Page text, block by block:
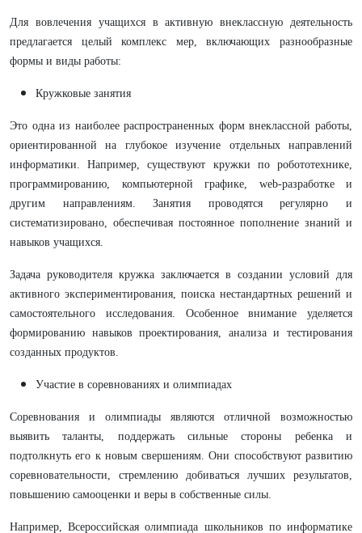
Для вовлечения учащихся в активную внеклассную деятельность
предлагается целый комплекс мер, включающих разнообразные
формы и виды работы:
Кружковые занятия
Это одна из наиболее распространенных форм внеклассной работы,
ориентированной на глубокое изучение отдельных направлений
информатики. Например, существуют кружки по робототехнике,
программированию, компьютерной графике, web-разработке и
другим направлениям. Занятия проводятся регулярно и
систематизировано, обеспечивая постоянное пополнение знаний и
навыков учащихся.
Задача руководителя кружка заключается в создании условий для
активного экспериментирования, поиска нестандартных решений и
самостоятельного исследования. Особенное внимание уделяется
формированию навыков проектирования, анализа и тестирования
созданных продуктов.
Участие в соревнованиях и олимпиадах
Соревнования и олимпиады являются отличной возможностью
выявить таланты, поддержать сильные стороны ребенка и
подтолкнуть его к новым свершениям. Они способствуют развитию
соревновательности, стремлению добиваться лучших результатов,
повышению самооценки и веры в собственные силы.
Например, Всероссийская олимпиада школьников по информатике